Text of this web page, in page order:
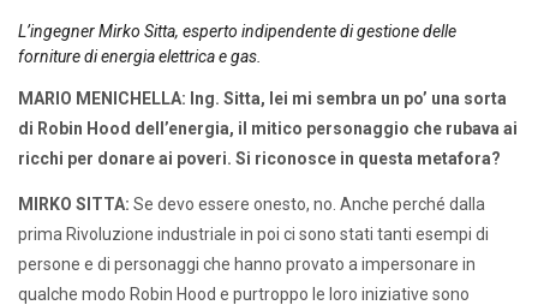
L’ingegner Mirko Sitta, esperto indipendente di gestione delle
forniture di energia elettrica e gas.
MARIO MENICHELLA: Ing. Sitta, lei mi sembra un po’ una sorta
di Robin Hood dell’energia, il mitico personaggio che rubava ai
ricchi per donare ai poveri. Si riconosce in questa metafora?
MIRKO SITTA: Se devo essere onesto, no. Anche perché dalla
prima Rivoluzione industriale in poi ci sono stati tanti esempi di
persone e di personaggi che hanno provato a impersonare in
qualche modo Robin Hood e purtroppo le loro iniziative sono